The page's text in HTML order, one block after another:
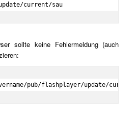
current/sau
sollte keine Fehlermeldung (auch
pub/flashplayer/update/